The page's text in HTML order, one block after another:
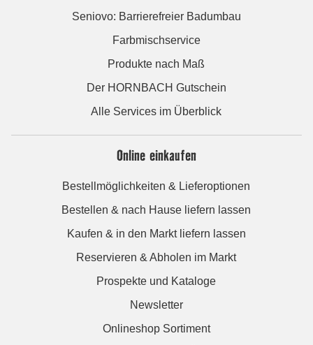
Seniovo: Barrierefreier Badumbau
Farbmischservice
Produkte nach Maß
Der HORNBACH Gutschein
Alle Services im Überblick
Online einkaufen
Bestellmöglichkeiten & Lieferoptionen
Bestellen & nach Hause liefern lassen
Kaufen & in den Markt liefern lassen
Reservieren & Abholen im Markt
Prospekte und Kataloge
Newsletter
Onlineshop Sortiment